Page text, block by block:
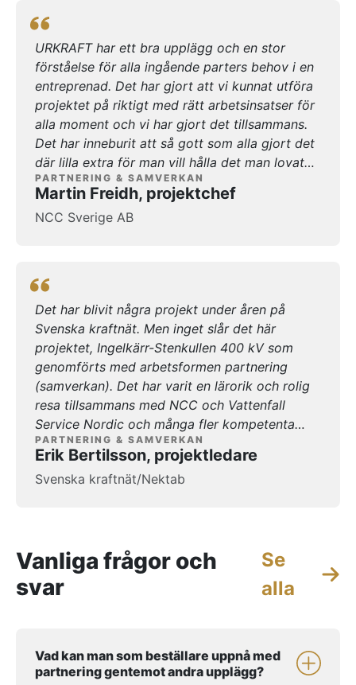
URKRAFT har ett bra upplägg och en stor
förståelse för alla ingående parters behov i en
entreprenad. Det har gjort att vi kunnat utföra
projektet på riktigt med rätt arbetsinsatser för
alla moment och vi har gjort det tillsammans.
Det har inneburit att så gott som alla gjort det
där lilla extra för man vill hålla det man lovat
varandra, vilket är mycket glädjande för
projektet då vi på så sätt uppfyllt alla de mål vi
satte tidigt. Vi har verkligen åstadkommit den
varit utvecklande att vara med, jag har fått en
större inblick i allas olika frågeställningar och
utmaningar som vi tillsammans har kunnat lösa
genom bra teaminsatser när någon tagit upp
och bett om förslag eller stöd. Jag trivs att
arbeta på detta sätt och med rätt upplägg för
partnering (samverkan) som vi haft i projekt
Ingelkärr-Stenkullen med Svenska kraftnät.
PARTNERING & SAMVERKAN
Martin Freidh, projektchef
NCC Sverige AB
Det har blivit några projekt under åren på
Svenska kraftnät. Men inget slår det här
projektet, Ingelkärr-Stenkullen 400 kV som
genomförts med arbetsformen partnering
(samverkan). Det har varit en lärorik och rolig
resa tillsammans med NCC och Vattenfall
Service Nordic och många fler kompetenta
kollegor. Entreprenaden hade aldrig blivit så
bra om inte limmet fanns emellan oss, och
limmet i detta fall är en engagerad och duktig
tycker att man kan ta någon från beställarens
sida eller entreprenörens sida. Men
samverkansledaren behöver vara neutral,
förstår sin roll. Jonny på URKRAFT har stöttat i
många frågor, både högt och lågt, för att
PARTNERING & SAMVERKAN
Erik Bertilsson, projektledare
Svenska kraftnät/Nektab
Vanliga frågor och
svar
Se
alla
Vad kan man som beställare uppnå med
partnering gentemot andra upplägg?